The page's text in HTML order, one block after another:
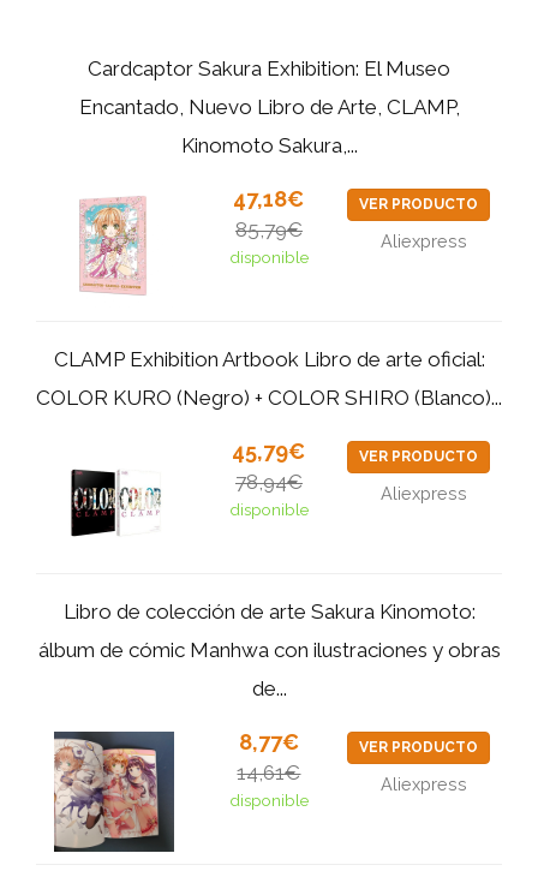
Cardcaptor Sakura Exhibition: El Museo
Encantado, Nuevo Libro de Arte, CLAMP,
Kinomoto Sakura,...
47,18€
85,79€
disponible
VER PRODUCTO
Aliexpress
CLAMP Exhibition Artbook Libro de arte oficial:
COLOR KURO (Negro) + COLOR SHIRO (Blanco)...
45,79€
78,94€
disponible
VER PRODUCTO
Aliexpress
Libro de colección de arte Sakura Kinomoto:
álbum de cómic Manhwa con ilustraciones y obras
de...
8,77€
14,61€
disponible
VER PRODUCTO
Aliexpress